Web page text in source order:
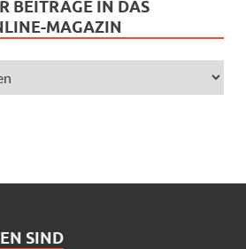
BEITRÄGE IN DAS
MAGAZIN
SIND